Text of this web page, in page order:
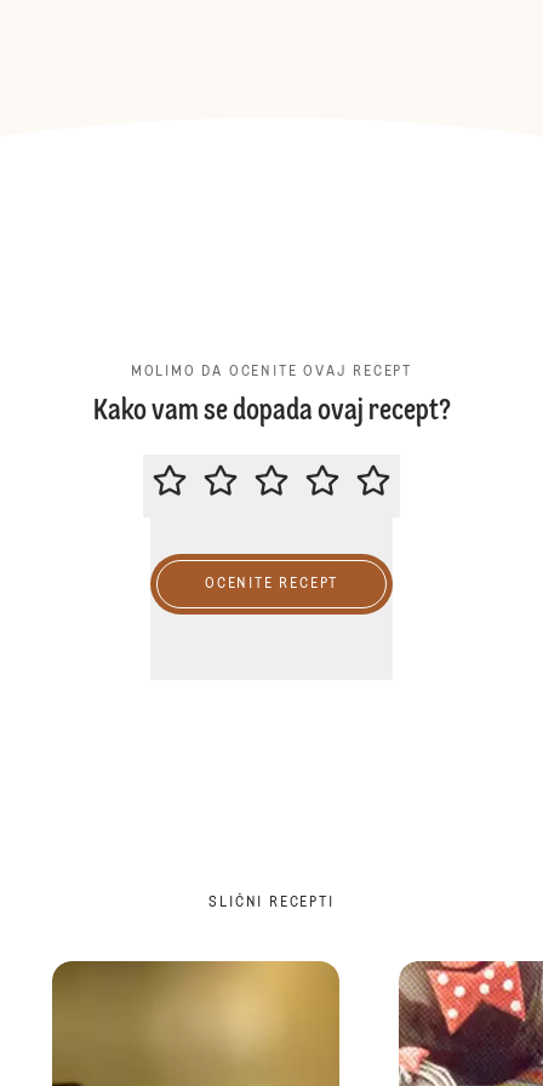
MOLIMO DA OCENITE OVAJ RECEPT
Kako vam se dopada ovaj recept?
MOLIMO DA OCENITE OVAJ
OCENITE RECEPT
SLIČNI RECEPTI